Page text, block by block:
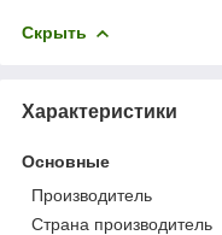
Скрыть
Характеристики
Основные
Производитель
Страна производитель